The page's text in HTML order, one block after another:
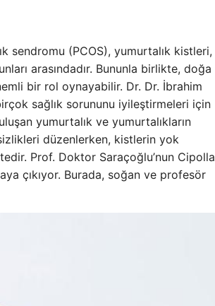
sendromu (PCOS), yumurtalık kistleri,
arasındadır. Bununla birlikte, doğa
bir rol oynayabilir. Dr. Dr. İbrahim
sağlık sorununu iyileştirmeleri için
yumurtalık ve yumurtalıkların
düzenlerken, kistlerin yok
Prof. Doktor Saraçoğlu’nun Cipolla
çıkıyor. Burada, soğan ve profesör